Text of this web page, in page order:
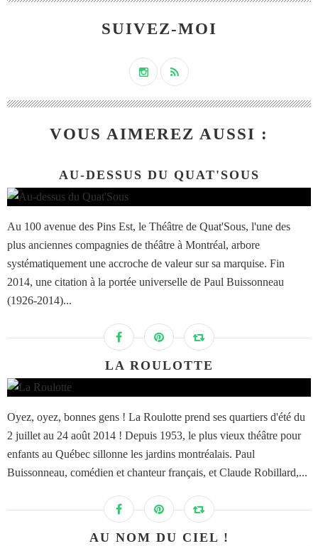
SUIVEZ-MOI
VOUS AIMEREZ AUSSI :
AU-DESSUS DU QUAT'SOUS
Au 100 avenue des Pins Est, le Théâtre de Quat'Sous, l'une des
plus anciennes compagnies de théâtre à Montréal, arbore
systématiquement une accroche de valeur sur sa marquise. Fin
2014, une citation à la portée universelle de Paul Buissonneau
(1926-2014)...
LA ROULOTTE
Oyez, oyez, bonnes gens ! La Roulotte prend ses quartiers d'été du
2 juillet au 24 août 2014 ! Depuis 1953, le plus vieux théâtre pour
enfants au Québec sillonne les jardins montréalais. Paul
Buissonneau, comédien et chanteur français, et Claude Robillard,...
AU NOM DU CIEL !